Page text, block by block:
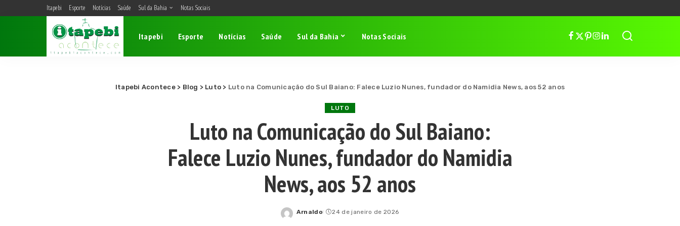
Itapebi Esporte Notícias Saúde Sul da Bahia
Camacan
Eunápolis
Itapebi
Notas Sociais
Itapebi Esporte Notícias Saúde Sul da Bahia Notas Sociais
Itapebi Acontece> Blog > Luto > Luto na Comunicação do Sul Baiano: Falece Luzio Nunes, fundador do Namidia News, aos 52 anos
LUTO
Luto na Comunicação do Sul Baiano:
Falece Luzio Nunes, fundador do Namidia
News, aos 52 anos
Posted
Arnaldo 24 de janeiro de 2026